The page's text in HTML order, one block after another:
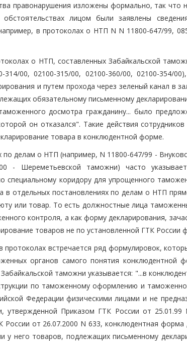
правонарушения изложены формально, так
лицом были заявлены
в протоколах о НТП N N 11800-647/99,
о НТП, составленных Забайкальской
314/00, 02100-315/00, 02100-360/00, 02100-354/
и путем прохода через зеленый канал в
обязательному письменному
досмотра гражданину... было
он отказался". Такие действия
товара в конклюдентной форме.
по делам о НТП (например, N 11800-647/99 -
- Шереметьевской таможни) часто
специальному коридору для упрощенного
в отдельных постановлениях по делам о НТП
или товар. То есть должностные лица
контроля, а как форму декларирования,
товаров не по установленной ГТК России
протоколах встречается ряд формулировок,
органов самого понятия
таможни указывается: "...в
по таможенному оформлению и
Федерации физическими лицами и не
утвержденной Приказом ГТК России от
России от 26.07.2000 N 633, конклюдентная
у него товаров, подлежащих письменному